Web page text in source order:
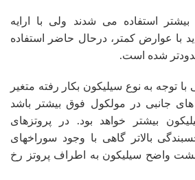
بیشتر استفاده می شدند ولی با ارایه
با عوارض کمتر، درحال حاضر استفاده
شده است.
توجه به نوع سیلیکون بکار رفته متغیر
جانبی در مولکول فوق بیشتر باشد
بیشتر خواهد بود. در پروتزهای
بالاتر گاهی با وجود سوراخهای
واضح سیلیکون به اطراف پروتز رخ